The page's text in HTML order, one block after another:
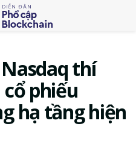
thí
phiếu
hạ tầng hiện